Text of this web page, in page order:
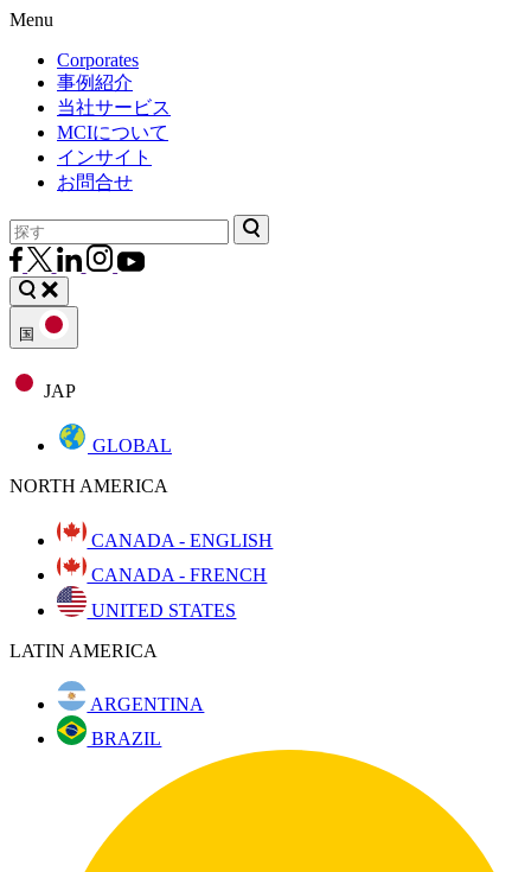
Menu
Corporates
事例紹介
当社サービス
MCIについて
インサイト
お問合せ
国
JAP
GLOBAL
NORTH AMERICA
CANADA - ENGLISH
CANADA - FRENCH
UNITED STATES
LATIN AMERICA
ARGENTINA
BRAZIL